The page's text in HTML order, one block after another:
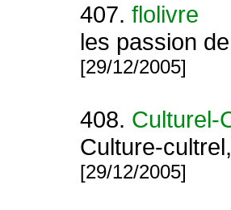
407. flolivre
les passion
[29/12/2005]
408. Culturel-
Culture-
[29/12/2005]